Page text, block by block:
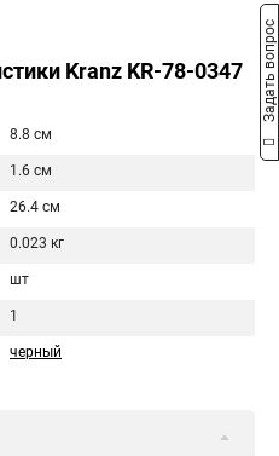
Kranz KR-78-0347
8.8 см
1.6 см
26.4 см
0.023 кг
шт
1
черный
Задать вопрос